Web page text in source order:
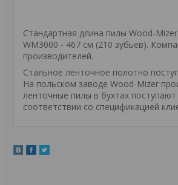
Стандартная длина пилы Wood-
WM3000 - 467 см (210 зубьев).
производителей.
Стальное ленточное полотно
На польском заводе Wood-Mizer
ленточные пилы в бухтах
соответствии со спецификацией